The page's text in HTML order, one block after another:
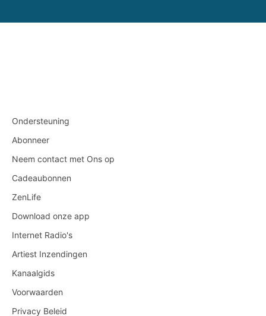
Ondersteuning
Abonneer
Neem contact met Ons op
Cadeaubonnen
ZenLife
Download onze app
Internet Radio's
Artiest Inzendingen
Kanaalgids
Voorwaarden
Privacy Beleid